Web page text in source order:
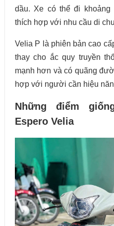
dầu. Xe có thể đi
thích hợp với nhu cầu di
Velia P là phiên bản cao
thay cho ắc quy truyền
mạnh hơn và có quãng
hợp với người cần hiệu
Những điểm
Espero Velia